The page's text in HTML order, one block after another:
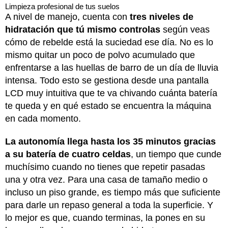
Limpieza profesional de tus suelos
A nivel de manejo, cuenta con tres niveles de
hidratación que tú mismo controlas según veas
cómo de rebelde está la suciedad ese día. No es lo
mismo quitar un poco de polvo acumulado que
enfrentarse a las huellas de barro de un día de lluvia
intensa. Todo esto se gestiona desde una pantalla
LCD muy intuitiva que te va chivando cuánta batería
te queda y en qué estado se encuentra la máquina
en cada momento.
La autonomía llega hasta los 35 minutos gracias
a su batería de cuatro celdas, un tiempo que cunde
muchísimo cuando no tienes que repetir pasadas
una y otra vez. Para una casa de tamaño medio o
incluso un piso grande, es tiempo más que suficiente
para darle un repaso general a toda la superficie. Y
lo mejor es que, cuando terminas, la pones en su